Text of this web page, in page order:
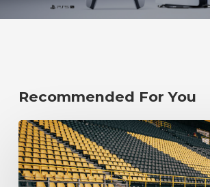
Recommended For You